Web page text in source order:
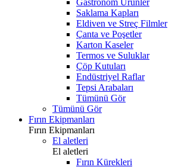
Gastronom Ürünler
Saklama Kapları
Eldiven ve Streç Filmler
Çanta ve Poşetler
Karton Kaseler
Termos ve Suluklar
Çöp Kutuları
Endüstriyel Raflar
Tepsi Arabaları
Tümünü Gör
Tümünü Gör
Fırın Ekipmanları
Fırın Ekipmanları
El aletleri
El aletleri
Fırın Kürekleri